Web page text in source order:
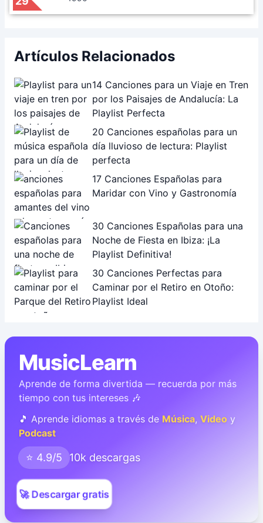
Artículos Relacionados
14 Canciones para un Viaje en Tren
por los Paisajes de Andalucía: La
Playlist Perfecta
20 Canciones españolas para un
día lluvioso de lectura: Playlist
perfecta
17 Canciones Españolas para
Maridar con Vino y Gastronomía
30 Canciones Españolas para una
Noche de Fiesta en Ibiza: ¡La
Playlist Definitiva!
30 Canciones Perfectas para
Caminar por el Retiro en Otoño:
Playlist Ideal
MusicLearn
Aprende de forma divertida — recuerda por más
tiempo con tus intereses 🎶
🎵 Aprende idiomas a través de Música, Video y
Podcast
⭐ 4.9/5 10k descargas
🚀 Descargar gratis